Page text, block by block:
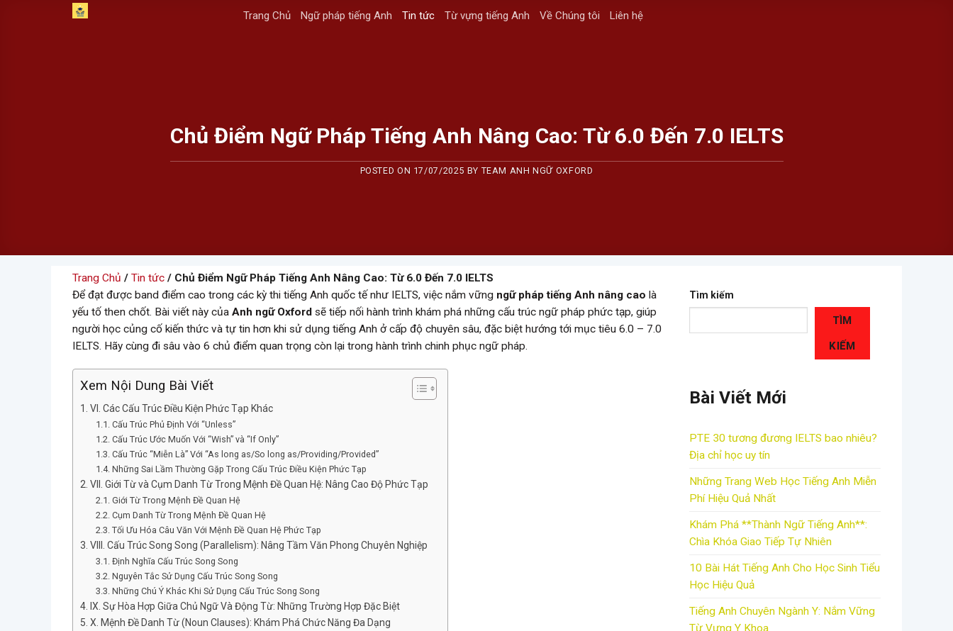
Trang Chủ Ngữ pháp tiếng Anh Tin tức Từ vựng tiếng Anh Về Chúng tôi Liên hệ
Chủ Điểm Ngữ Pháp Tiếng Anh Nâng Cao: Từ 6.0 Đến 7.0 IELTS
POSTED ON 17/07/2025 BY TEAM ANH NGỮ OXFORD
Trang Chủ / Tin tức / Chủ Điểm Ngữ Pháp Tiếng Anh Nâng Cao: Từ 6.0 Đến 7.0 IELTS
Để đạt được band điểm cao trong các kỳ thi tiếng Anh quốc tế như IELTS, việc nắm vững ngữ pháp tiếng Anh nâng cao là
yếu tố then chốt. Bài viết này của Anh ngữ Oxford sẽ tiếp nối hành trình khám phá những cấu trúc ngữ pháp phức tạp, giúp
người học củng cố kiến thức và tự tin hơn khi sử dụng tiếng Anh ở cấp độ chuyên sâu, đặc biệt hướng tới mục tiêu 6.0 – 7.0
IELTS. Hãy cùng đi sâu vào 6 chủ điểm quan trọng còn lại trong hành trình chinh phục ngữ pháp.
Xem Nội Dung Bài Viết
VI. Các Cấu Trúc Điều Kiện Phức Tạp Khác
Cấu Trúc Phủ Định Với “Unless”
Cấu Trúc Ước Muốn Với “Wish” và “If Only”
Cấu Trúc “Miễn Là” Với “As long as/So long as/Providing/Provided”
Những Sai Lầm Thường Gặp Trong Cấu Trúc Điều Kiện Phức Tạp
VII. Giới Từ và Cụm Danh Từ Trong Mệnh Đề Quan Hệ: Nâng Cao Độ Phức Tạp
Giới Từ Trong Mệnh Đề Quan Hệ
Cụm Danh Từ Trong Mệnh Đề Quan Hệ
Tối Ưu Hóa Câu Văn Với Mệnh Đề Quan Hệ Phức Tạp
VIII. Cấu Trúc Song Song (Parallelism): Nâng Tầm Văn Phong Chuyên Nghiệp
Định Nghĩa Cấu Trúc Song Song
Nguyên Tắc Sử Dụng Cấu Trúc Song Song
Những Chú Ý Khác Khi Sử Dụng Cấu Trúc Song Song
IX. Sự Hòa Hợp Giữa Chủ Ngữ Và Động Từ: Những Trường Hợp Đặc Biệt
X. Mệnh Đề Danh Từ (Noun Clauses): Khám Phá Chức Năng Đa Dạng
Tìm kiếm
TÌM
KIẾM
Bài Viết Mới
PTE 30 tương đương IELTS bao nhiêu?
Địa chỉ học uy tín
Những Trang Web Học Tiếng Anh Miễn
Phí Hiệu Quả Nhất
Khám Phá **Thành Ngữ Tiếng Anh**:
Chìa Khóa Giao Tiếp Tự Nhiên
10 Bài Hát Tiếng Anh Cho Học Sinh Tiểu
Học Hiệu Quả
Tiếng Anh Chuyên Ngành Y: Nắm Vững
Từ Vựng Y Khoa